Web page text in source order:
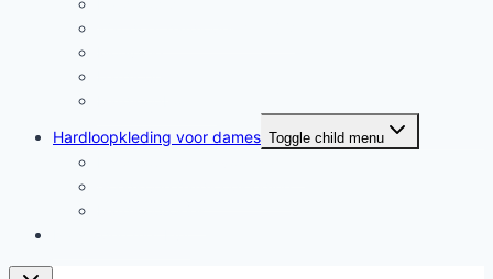
Hardloopkleding voor dames Toggle child menu